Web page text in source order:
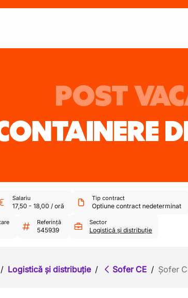
POST
Salariu
17,50 - 18,00 / oră
Tip contract
Optiune contract nedeterminat
Referință
545939
Sector
Logistică și distribuție
/ Logistică și distribuție / Sofer CE / Șofer